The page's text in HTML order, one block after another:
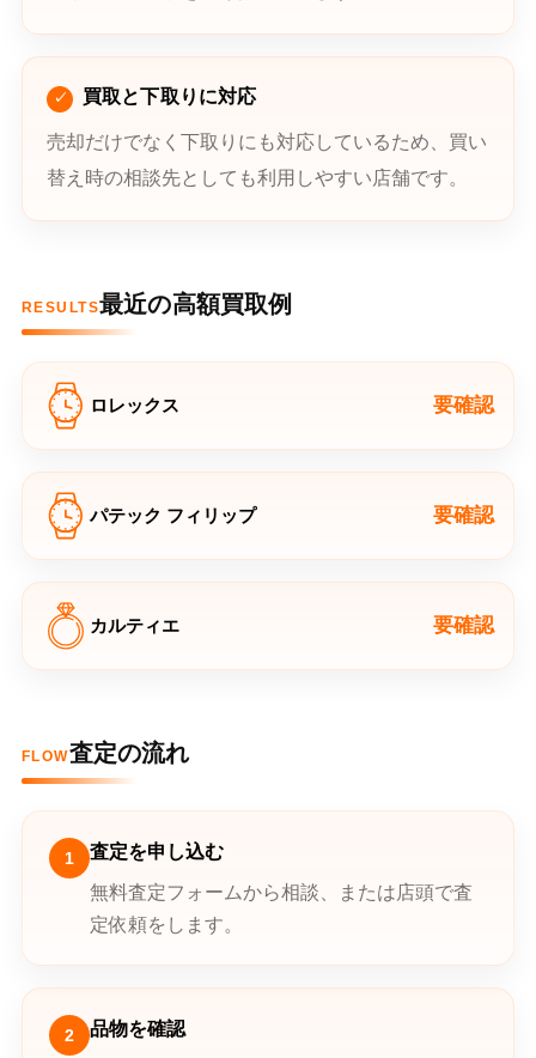
買取と下取りに対応
売却だけでなく下取りにも対応しているため、買い
替え時の相談先としても利用しやすい店舗です。
RESULTS最近の高額買取例
ロレックス 要確認
パテック フィリップ 要確認
カルティエ 要確認
FLOW査定の流れ
1
査定を申し込む
無料査定フォームから相談、または店頭で査
定依頼をします。
2 品物を確認